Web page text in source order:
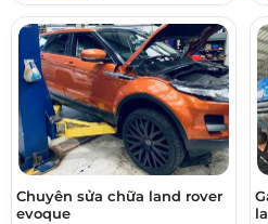
Chuyên sửa chữa land rover
evoque